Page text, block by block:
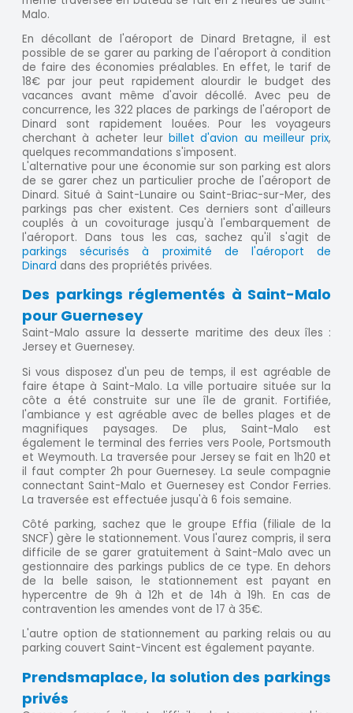
Malo.
En décollant de l'aéroport de Dinard Bretagne, il est
possible de se garer au parking de l'aéroport à condition
de faire des économies préalables. En effet, le tarif de
18€ par jour peut rapidement alourdir le budget des
vacances avant même d'avoir décollé. Avec peu de
concurrence, les 322 places de parkings de l'aéroport de
Dinard sont rapidement louées. Pour les voyageurs
cherchant à acheter leur billet d'avion au meilleur prix,
quelques recommandations s'imposent.
L'alternative pour une économie sur son parking est alors
de se garer chez un particulier proche de l'aéroport de
Dinard. Situé à Saint-Lunaire ou Saint-Briac-sur-Mer, des
parkings pas cher existent. Ces derniers sont d'ailleurs
couplés à un covoiturage jusqu'à l'embarquement de
l'aéroport. Dans tous les cas, sachez qu'il s'agit de
parkings sécurisés à proximité de l'aéroport de
Dinard dans des propriétés privées.
Des parkings réglementés à Saint-Malo
pour Guernesey
Saint-Malo assure la desserte maritime des deux îles :
Jersey et Guernesey.
Si vous disposez d'un peu de temps, il est agréable de
faire étape à Saint-Malo. La ville portuaire située sur la
côte a été construite sur une île de granit. Fortifiée,
l'ambiance y est agréable avec de belles plages et de
magnifiques paysages. De plus, Saint-Malo est
également le terminal des ferries vers Poole, Portsmouth
et Weymouth. La traversée pour Jersey se fait en 1h20 et
il faut compter 2h pour Guernesey. La seule compagnie
connectant Saint-Malo et Guernesey est Condor Ferries.
La traversée est effectuée jusqu'à 6 fois semaine.
Côté parking, sachez que le groupe Effia (filiale de la
SNCF) gère le stationnement. Vous l'aurez compris, il sera
difficile de se garer gratuitement à Saint-Malo avec un
gestionnaire des parkings publics de ce type. En dehors
de la belle saison, le stationnement est payant en
hypercentre de 9h à 12h et de 14h à 19h. En cas de
contravention les amendes vont de 17 à 35€.
L'autre option de stationnement au parking relais ou au
parking couvert Saint-Vincent est également payante.
Prendsmaplace, la solution des parkings
privés